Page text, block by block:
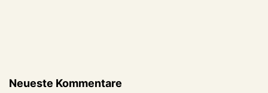
Neueste Kommentare